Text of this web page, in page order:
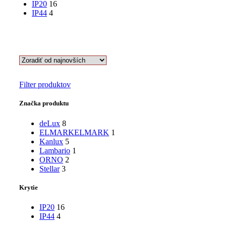
IP20 16
IP44 4
Filter produktov
Značka produktu
deLux 8
ELMARKELMARK 1
Kanlux 5
Lambario 1
ORNO 2
Stellar 3
Krytie
IP20 16
IP44 4